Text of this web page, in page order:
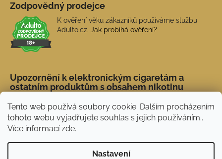
Tento web používá soubory cookie. Dalším procházením
tohoto webu vyjadřujete souhlas s jejich používáním..
Více informacízde.
Nastavení
Zodpovědný prodejce
K ověření věku zákazníků používáme službu
Adulto.cz. Jak probíhá ověření?
Upozornění k elektronickým cigaretám a
ostatním produktům s obsahem nikotinu